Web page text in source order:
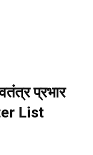
प्रभार
List